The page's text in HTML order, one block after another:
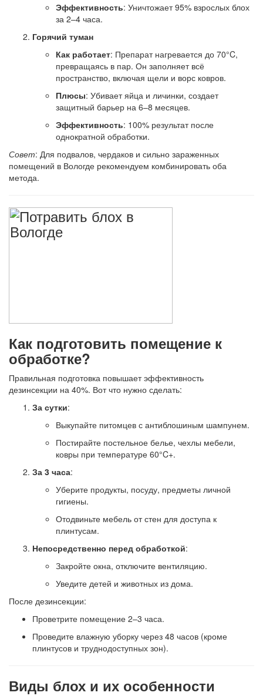
Эффективность: Уничтожает 95% взрослых блох
за 2–4 часа.
Горячий туман
Как работает: Препарат нагревается до 70°C,
превращаясь в пар. Он заполняет всё
пространство, включая щели и ворс ковров.
Плюсы: Убивает яйца и личинки, создает
защитный барьер на 6–8 месяцев.
Эффективность: 100% результат после
однократной обработки.
Совет: Для подвалов, чердаков и сильно зараженных
помещений в Вологде рекомендуем комбинировать оба
метода.
Как подготовить помещение к
обработке?
Правильная подготовка повышает эффективность
дезинсекции на 40%. Вот что нужно сделать:
За сутки:
Выкупайте питомцев с антиблошиным шампунем.
Постирайте постельное белье, чехлы мебели,
ковры при температуре 60°C+.
За 3 часа:
Уберите продукты, посуду, предметы личной
гигиены.
Отодвиньте мебель от стен для доступа к
плинтусам.
Непосредственно перед обработкой:
Закройте окна, отключите вентиляцию.
Уведите детей и животных из дома.
После дезинсекции:
Проветрите помещение 2–3 часа.
Проведите влажную уборку через 48 часов (кроме
плинтусов и труднодоступных зон).
Виды блох и их особенности